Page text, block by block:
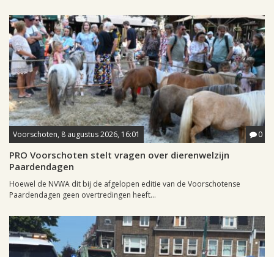
Voorschoten, 8 augustus 2026, 16:01 0
PRO Voorschoten stelt vragen over dierenwelzijn
Paardendagen
Hoewel de NVWA dit bij de afgelopen editie van de Voorschotense
Paardendagen geen overtredingen heeft...